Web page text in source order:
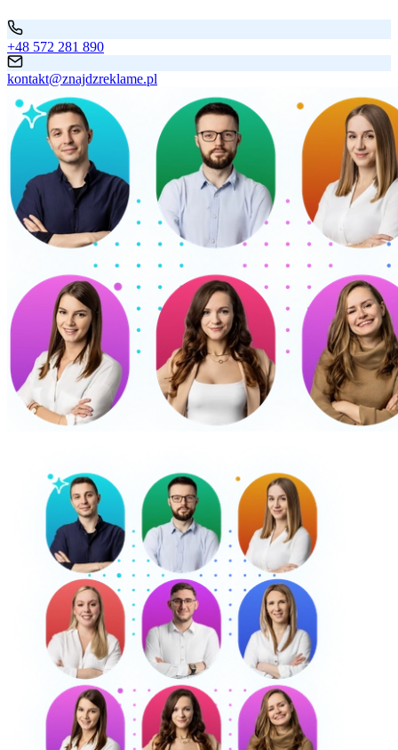
+48 572 281 890
kontakt@znajdzreklame.pl